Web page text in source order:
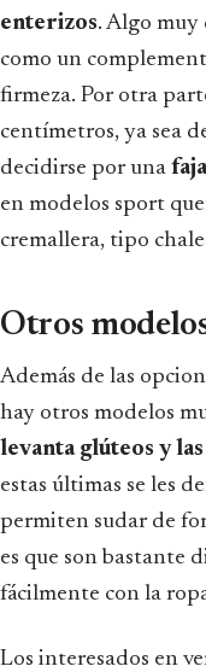
enterizos. Algo muy
como un
firmeza. Por otra
centímetros, ya sea
decidirse por una
en modelos sport
cremallera, tipo
Otros
Además de las
hay otros modelos
levanta glúteos y
estas últimas se les
permiten sudar de
es que son bastante
fácilmente con la
Los interesados en